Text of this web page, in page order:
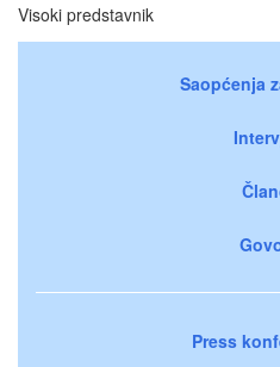
Visoki predstavnik
Saopćenja
Press